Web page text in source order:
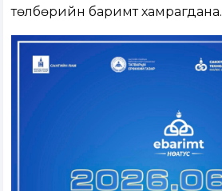
төлбөрийн баримт хамрагдана.